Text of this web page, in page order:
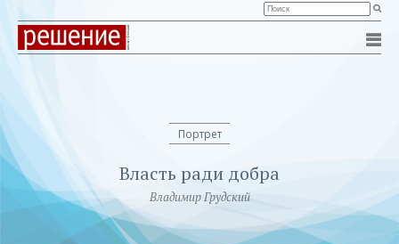
Портрет
Власть ради добра
Владимир Грудский